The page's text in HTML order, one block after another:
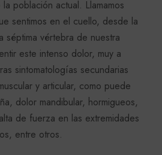
población actual. Llamamos
sentimos en el cuello, desde la
séptima vértebra de nuestra
este intenso dolor, muy a
sintomatologías secundarias
y articular, como puede
dolor mandibular, hormigueos,
de fuerza en las extremidades
entre otros.